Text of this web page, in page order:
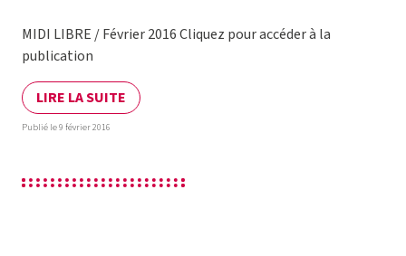
MIDI LIBRE / Février 2016 Cliquez pour accéder à la
publication
LIRE LA SUITE
Publié le 9 février 2016